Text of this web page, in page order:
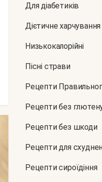
Для діабетиків
Дієтичне харчування
Низькокалорійні
Пісні страви
Рецепти
Рецепти без
Рецепти без шкоди
Рецепти для
Рецепти сироїдіння